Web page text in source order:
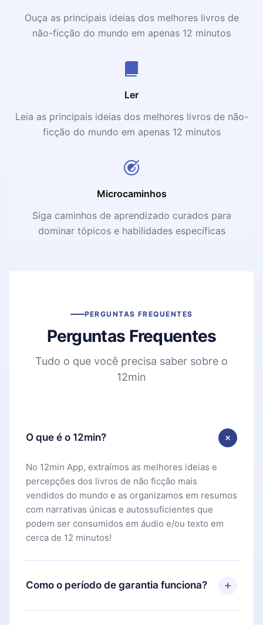
Ouça as principais ideias dos melhores livros de
não-ficção do mundo em apenas 12 minutos
Ler
Leia as principais ideias dos melhores livros de não-
ficção do mundo em apenas 12 minutos
Microcaminhos
Siga caminhos de aprendizado curados para
dominar tópicos e habilidades específicas
PERGUNTAS FREQUENTES
Perguntas Frequentes
Tudo o que você precisa saber sobre o
12min
O que é o 12min?
No 12min App, extraímos as melhores ideias e
percepções dos livros de não ficção mais
vendidos do mundo e as organizamos em resumos
com narrativas únicas e autossuficientes que
podem ser consumidos em áudio e/ou texto em
cerca de 12 minutos!
Como o período de garantia funciona?
Você pode baixar nosso aplicativo e começar a